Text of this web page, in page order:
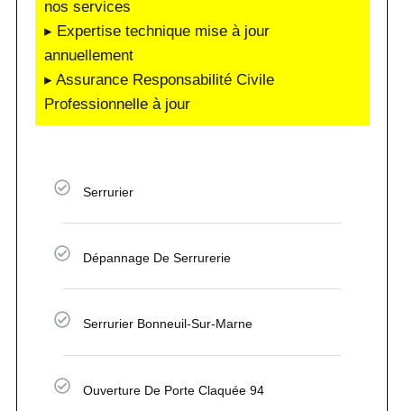
nos services
▸ Expertise technique mise à jour
annuellement
▸ Assurance Responsabilité Civile
Professionnelle à jour
Serrurier
Dépannage De Serrurerie
Serrurier Bonneuil-Sur-Marne
Ouverture De Porte Claquée 94